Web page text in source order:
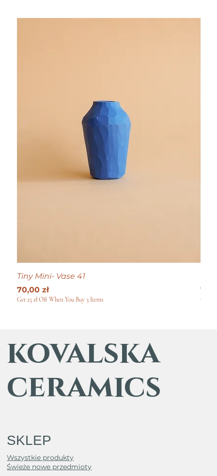
Tiny Mini- Vase 41
Cena
70,00 zł
Get 25 zł Off When You Buy 3 Items Get
kovalska
ceramics
SKLEP
Wszystkie produkty
Świeże nowe przedmioty